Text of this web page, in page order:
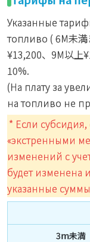
Указанные
топливо ( 6M未
¥13,200、9M以上
10%.
(На плату за
на топливо не
* Если
«экстренными
изменений с
будет изменена
указанные
3m未満